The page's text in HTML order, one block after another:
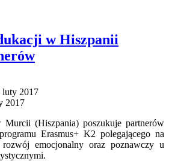
w Hiszpanii
2017
2017
(Hiszpania) poszukuje partnerów
Erasmus+ K2 polegającego na
emocjonalny oraz poznawczy u